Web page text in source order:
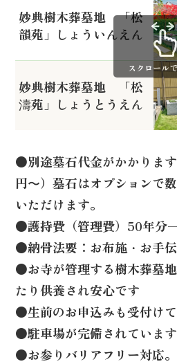
妙典樹木葬墓地 「松
韻苑」しょういんえん
妙典樹木葬墓地 「松
濤苑」しょうとうえん
●別途墓石代金がかかりま
円〜）墓石はオプションで
いただけます。
●護持費（管理費）50年分
●納骨法要：お布施・お手
●お寺が管理する樹木葬墓
たり供養され安心です
●生前のお申込みも受付けて
●駐車場が完備されています
●お参りバリアフリー対応